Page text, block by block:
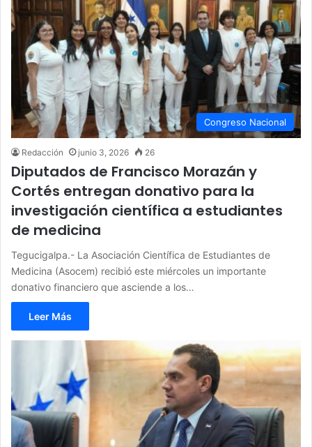
Congreso Nacional
Redacción junio 3, 2026 26
Diputados de Francisco Morazán y
Cortés entregan donativo para la
investigación científica a estudiantes
de medicina
Tegucigalpa.- La Asociación Científica de Estudiantes de
Medicina (Asocem) recibió este miércoles un importante
donativo financiero que asciende a los…
Leer Más